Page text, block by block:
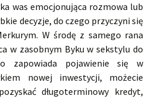
was emocjonująca rozmowa lub
decyzje, do czego przyczyni się
W środę z samego rana
w zasobnym Byku w sekstylu do
zapowiada pojawienie się w
nowej inwestycji, możecie
długoterminowy kredyt,